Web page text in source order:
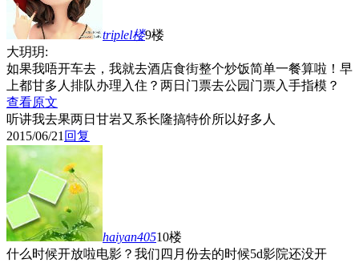
triplel楼9楼
大玥玥:
如果我唔开车去，我就去酒店食街整个炒饭简单一餐算啦！早
上都甘多人排队办理入住？两日门票去公园门票入手指模？
查看原文
听讲我去果两日甘岩又系长隆搞特价所以好多人
2015/06/21回复
haiyan40510楼
什么时候开放啦电影？我们四月份去的时候5d影院还没开